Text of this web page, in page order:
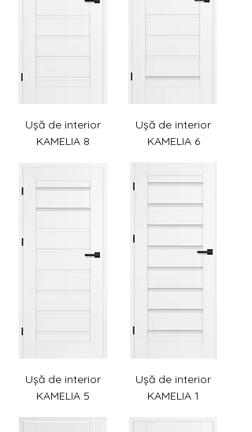
Ușă de interior
KAMELIA 8
Ușă de interior
KAMELIA 6
Ușă de interior
KAMELIA 5
Ușă de interior
KAMELIA 1